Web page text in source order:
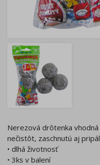
Nerezová drôtenka
nečistôt, zaschnutú aj
• dlhá životnosť
• 3ks v balení